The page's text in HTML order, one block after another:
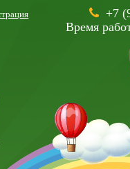
+7
Время